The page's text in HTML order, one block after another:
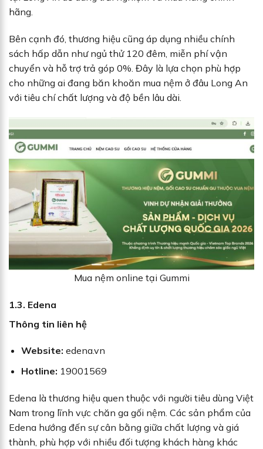
hãng.
Bên cạnh đó, thương hiệu cũng áp dụng nhiều chính
sách hấp dẫn như ngủ thử 120 đêm, miễn phí vận
chuyển và hỗ trợ trả góp 0%. Đây là lựa chọn phù hợp
cho những ai đang băn khoăn mua nệm ở đâu Long An
với tiêu chí chất lượng và độ bền lâu dài.
Mua nệm online tại Gummi
1.3. Edena
Thông tin liên hệ
Website: edena.vn
Hotline: 19001569
Edena là thương hiệu quen thuộc với người tiêu dùng Việt
Nam trong lĩnh vực chăn ga gối nệm. Các sản phẩm của
Edena hướng đến sự cân bằng giữa chất lượng và giá
thành, phù hợp với nhiều đối tượng khách hàng khác